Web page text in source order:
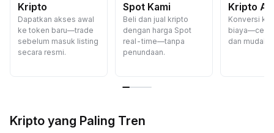
Kripto
Dapatkan akses awal
ke token baru—trade
sebelum masuk listing
secara resmi.
Spot Kami
Beli dan jual kripto
dengan harga Spot
real-time—tanpa
penundaan.
Kripto
Konversi
dan mudah.
Kripto yang Paling Tren